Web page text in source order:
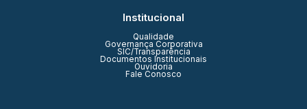
Institucional
Qualidade
Governança Corporativa
SIC/Transparência
Documentos Institucionais
Ouvidoria
Fale Conosco